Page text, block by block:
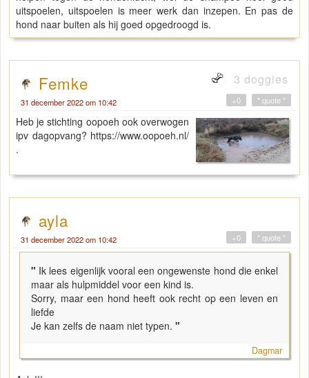
uitspoelen, uitspoelen is meer werk dan inzepen. En pas de
hond naar buiten als hij goed opgedroogd is.
Femke 3 doggies
31 december 2022 om 10:42 " quote "
+0
Heb je stichting oopoeh ook overwogen
ipv dagopvang? https://www.oopoeh.nl/
.
ayla
31 december 2022 om 10:42 " quote "
+0
" Ik lees eigenlijk vooral een ongewenste hond die enkel
maar als hulpmiddel voor een kind is.
Sorry, maar een hond heeft ook recht op een leven en
liefde
Je kan zelfs de naam niet typen. "
Dagmar